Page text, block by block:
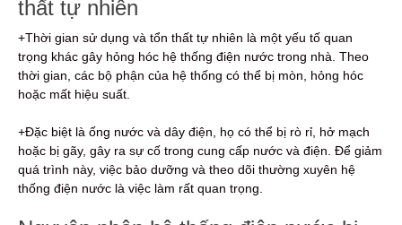
thất tự nhiên
+Thời gian sử dụng và tổn thất tự nhiên là một yếu tố quan
trọng khác gây hỏng hóc hệ thống điện nước trong nhà. Theo
thời gian, các bộ phận của hệ thống có thể bị mòn, hỏng hóc
hoặc mất hiệu suất.
+Đặc biệt là ống nước và dây điện, họ có thể bị rò rỉ, hở mạch
hoặc bị gãy, gây ra sự cố trong cung cấp nước và điện. Để giảm
quá trình này, việc bảo dưỡng và theo dõi thường xuyên hệ
thống điện nước là việc làm rất quan trọng.